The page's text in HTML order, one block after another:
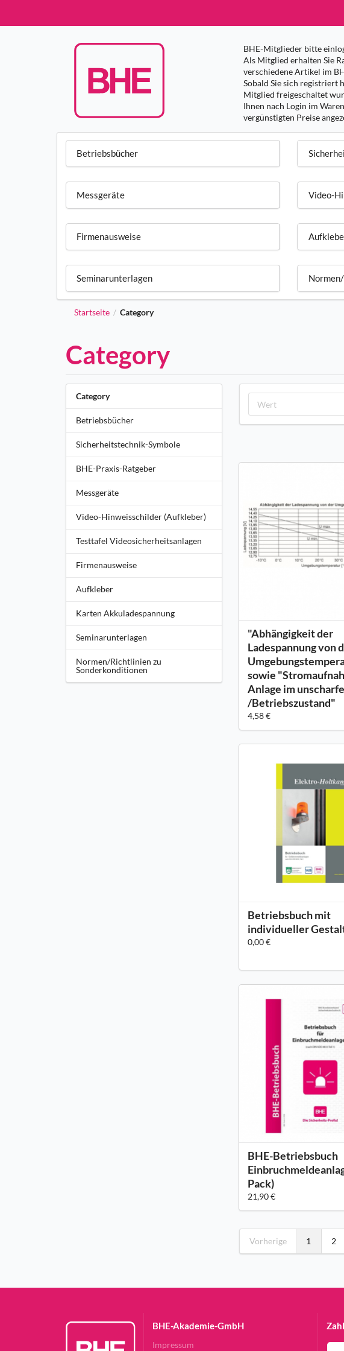
BHE-Mitglieder bitte
Als Mitglied erhalten Sie
verschiedene Artikel im
Sobald Sie sich registriert
Mitglied freigeschaltet
Ihnen nach Login im
vergünstigten Preise
Betriebsbücher
Messgeräte Video-
Firmenausweise
Seminarunterlagen
Startseite / Category
Category
Category
Betriebsbücher
Sicherheitstechnik-Symbole
BHE-Praxis-Ratgeber
Messgeräte
Video-Hinweisschilder (Aufkleber)
Testtafel Videosicherheitsanlagen
Firmenausweise
Aufkleber
Karten Akkuladespannung
Seminarunterlagen
Normen/Richtlinien zu
Sonderkonditionen
"Abhängigkeit der
Ladespannung von
sowie
Anlage im
/Betriebszustand"
4,58 €
Betriebsbuch mit
individueller
0,00 €
BHE-Betriebsbuch
Pack)
21,90 €
Vorherige 1 2
BHE-Akademie-GmbH
Impressum